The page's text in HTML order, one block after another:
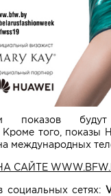
показов
Кроме того, показы
международных
САЙТЕ
социальных сетях: